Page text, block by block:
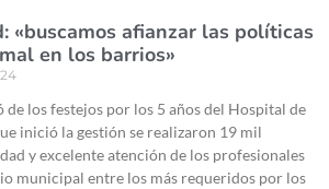
«buscamos afianzar las políticas
en los barrios»
los festejos por los 5 años del Hospital de
inició la gestión se realizaron 19 mil
y excelente atención de los profesionales
municipal entre los más requeridos por los